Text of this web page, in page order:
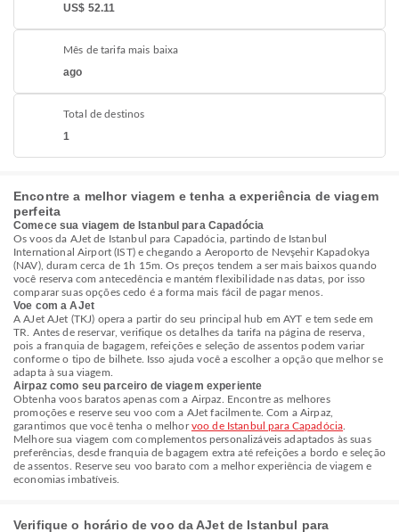
US$ 52.11
Mês de tarifa mais baixa
ago
Total de destinos
1
Encontre a melhor viagem e tenha a experiência de viagem
perfeita
Comece sua viagem de Istanbul para Capadócia
Os voos da AJet de Istanbul para Capadócia, partindo de Istanbul
International Airport (IST) e chegando a Aeroporto de Nevşehir Kapadokya
(NAV), duram cerca de 1h 15m. Os preços tendem a ser mais baixos quando
você reserva com antecedência e mantém flexibilidade nas datas, por isso
comparar suas opções cedo é a forma mais fácil de pagar menos.
Voe com a AJet
A AJet AJet (TKJ) opera a partir do seu principal hub em AYT e tem sede em
TR. Antes de reservar, verifique os detalhes da tarifa na página de reserva,
pois a franquia de bagagem, refeições e seleção de assentos podem variar
conforme o tipo de bilhete. Isso ajuda você a escolher a opção que melhor se
adapta à sua viagem.
Airpaz como seu parceiro de viagem experiente
Obtenha voos baratos apenas com a Airpaz. Encontre as melhores
promoções e reserve seu voo com a AJet facilmente. Com a Airpaz,
garantimos que você tenha o melhorvoo de Istanbul para Capadócia
Melhore sua viagem com complementos personalizáveis adaptados às suas
preferências, desde franquia de bagagem extra até refeições a bordo e seleção
de assentos. Reserve seu voo barato com a melhor experiência de viagem e
economias imbatíveis.
Verifique o horário de voo da AJet de Istanbul para